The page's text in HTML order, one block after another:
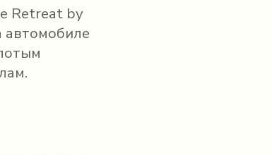
Retreat by
автомобиле